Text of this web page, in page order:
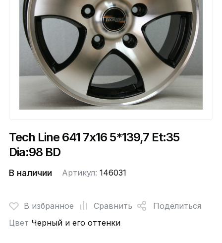
Tech Line 641 7x16 5*139,7 Et:35
Dia:98 BD
В наличии Артикул: 146031
В избранное Сравнить
Поделиться
Цвет Черный и его оттенки